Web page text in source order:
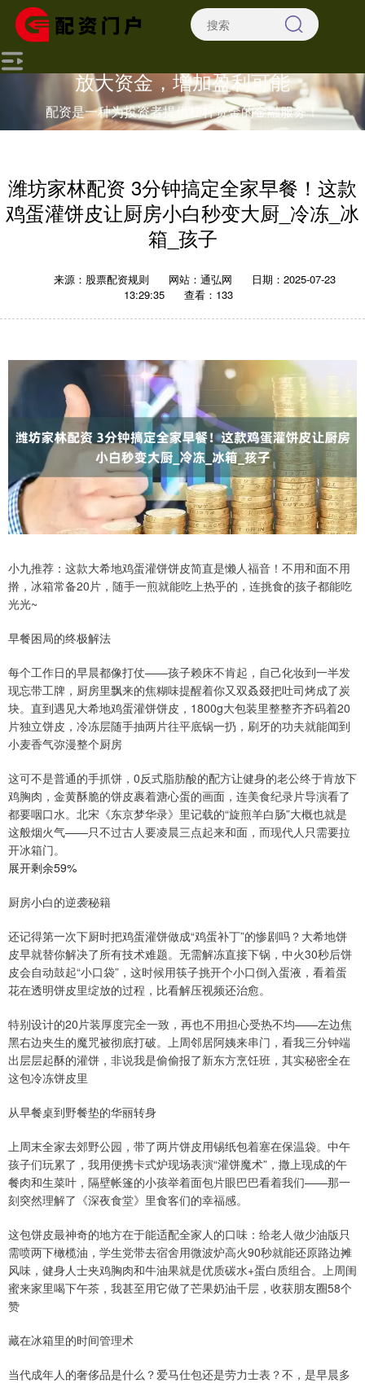
放大资金，增加盈利可能
配资是一种为投资者提供杠杆资金的金融服务！
潍坊家林配资 3分钟搞定全家早餐！这款
鸡蛋灌饼皮让厨房小白秒变大厨_冷冻_冰
箱_孩子
来源：股票配资规则 网站：通弘网
日期：2025-07-23
13:29:35
查看：133
小九推荐：这款大希地鸡蛋灌饼饼皮简直是懒人福音！不用和面不用
擀，冰箱常备20片，随手一煎就能吃上热乎的，连挑食的孩子都能吃
光光~
早餐困局的终极解法
每个工作日的早晨都像打仗——孩子赖床不肯起，自己化妆到一半发
现忘带工牌，厨房里飘来的焦糊味提醒着你又双叒叕把吐司烤成了炭
块。直到遇见大希地鸡蛋灌饼饼皮，1800g大包装里整整齐齐码着20
片独立饼皮，冷冻层随手抽两片往平底锅一扔，刷牙的功夫就能闻到
小麦香气弥漫整个厨房
这可不是普通的手抓饼，0反式脂肪酸的配方让健身的老公终于肯放下
鸡胸肉，金黄酥脆的饼皮裹着溏心蛋的画面，连美食纪录片导演看了
都要咽口水。北宋《东京梦华录》里记载的“旋煎羊白肠”大概也就是
这般烟火气——只不过古人要凌晨三点起来和面，而现代人只需要拉
开冰箱门。
展开剩余59%
厨房小白的逆袭秘籍
还记得第一次下厨时把鸡蛋灌饼做成“鸡蛋补丁”的惨剧吗？大希地饼
皮早就替你解决了所有技术难题。无需解冻直接下锅，中火30秒后饼
皮会自动鼓起“小口袋”，这时候用筷子挑开个小口倒入蛋液，看着蛋
花在透明饼皮里绽放的过程，比看解压视频还治愈。
特别设计的20片装厚度完全一致，再也不用担心受热不均——左边焦
黑右边夹生的魔咒被彻底打破。上周邻居阿姨来串门，看我三分钟端
出层层起酥的灌饼，非说我是偷偷报了新东方烹饪班，其实秘密全在
这包冷冻饼皮里
从早餐桌到野餐垫的华丽转身
上周末全家去郊野公园，带了两片饼皮用锡纸包着塞在保温袋。中午
孩子们玩累了，我用便携卡式炉现场表演“灌饼魔术”，撒上现成的午
餐肉和生菜叶，隔壁帐篷的小孩举着面包片眼巴巴看着我们——那一
刻突然理解了《深夜食堂》里食客们的幸福感。
这包饼皮最神奇的地方在于能适配全家人的口味：给老人做少油版只
需喷两下橄榄油，学生党带去宿舍用微波炉高火90秒就能还原路边摊
风味，健身人士夹鸡胸肉和牛油果就是优质碳水+蛋白质组合。上周闺
蜜来家里喝下午茶，我甚至用它做了芒果奶油千层，收获朋友圈58个
赞
藏在冰箱里的时间管理术
当代成年人的奢侈品是什么？爱马仕包还是劳力士表？不，是早晨多